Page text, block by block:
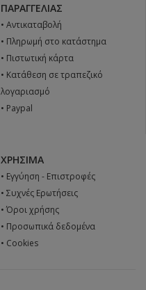
ΠΑΡΑΓΓΕΛΊΑΣ
• Αντικαταβολή
• Πληρωμή στο κατάστημα
• Πιστωτική κάρτα
• Κατάθεση σε τραπεζικό
λογαριασμό
• Paypal
ΧΡΉΣΙΜΑ
• Εγγύηση - Επιστροφές
• Συχνές Ερωτήσεις
• Όροι χρήσης
• Προσωπικά δεδομένα
• Cookies